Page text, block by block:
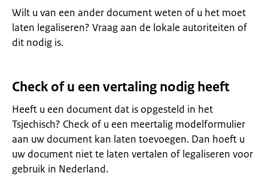
Wilt u van een ander document weten of u het moet
laten legaliseren? Vraag aan de lokale autoriteiten of
dit nodig is.
Check of u een vertaling nodig heeft
Heeft u een document dat is opgesteld in het
Tsjechisch? Check of u een meertalig modelformulier
aan uw document kan laten toevoegen. Dan hoeft u
uw document niet te laten vertalen of legaliseren voor
gebruik in Nederland.